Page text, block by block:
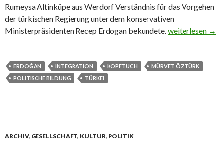
Rumeysa Altinküpe aus Werdorf Verständnis für das Vorgehen
der türkischen Regierung unter dem konservativen
Ministerpräsidenten Recep Erdogan bekundete. Café Alves:
weiterlesen →
ERDOĞAN INTEGRATION KOPFTUCH
MÜRVET ÖZTÜRK
POLITISCHE BILDUNG
TÜRKEI
ARCHIV, GESELLSCHAFT, KULTUR, POLITIK